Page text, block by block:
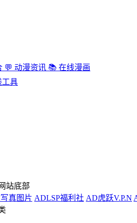
💬 动漫资讯 📚 在线漫画
工具
站底部
真图片 ADLSP福利社 AD虎跃V.P.N